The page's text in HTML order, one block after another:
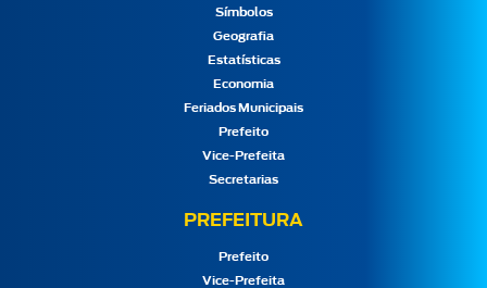
Símbolos
Geografia
Estatísticas
Economia
Feriados Municipais
Prefeito
Vice-Prefeita
Secretarias
PREFEITURA
Prefeito
Vice-Prefeita